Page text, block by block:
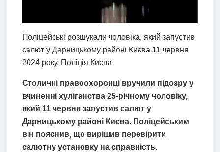
Поліцейські розшукали чоловіка, який запустив
салют у Дарницькому районі Києва 11 червня
2024 року. Поліція Києва
Столичні правоохоронці вручили підозру у
вчиненні хуліганства 25-річному чоловіку,
який 11 червня запустив салют у
Дарницькому районі Києва. Поліцейським
він пояснив, що вирішив перевірити
салютну установку на справність.